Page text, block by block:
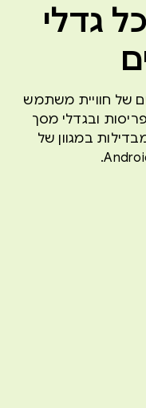
גדלי
של חוויית משתמש
ובגדלי מסך
במגוון של